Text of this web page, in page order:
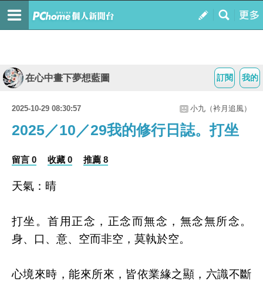
我的
訂閱
在心中畫下夢想藍圖
2025-10-29 08:30:57 小九（衿月追風）
2025／10／29我的修行日誌。打坐
留言 0 收藏 0 推薦 8
天氣：晴
打坐。首用正念，正念而無念，無念無所念。
身、口、意、空而非空，莫執於空。
心境來時，能來所來，皆依業緣之顯，六識不斷